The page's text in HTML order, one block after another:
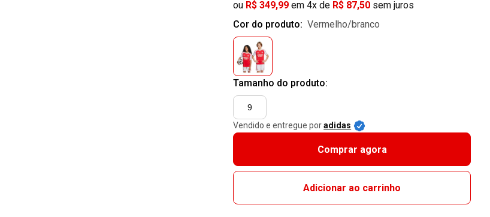
ou R$ 349,99 em 4x de R$ 87,50 sem juros
Cor do produto:
vermelho/branco
Tamanho do produto:
9
Vendido e entregue poradidas
Comprar agora
Adicionar ao carrinho